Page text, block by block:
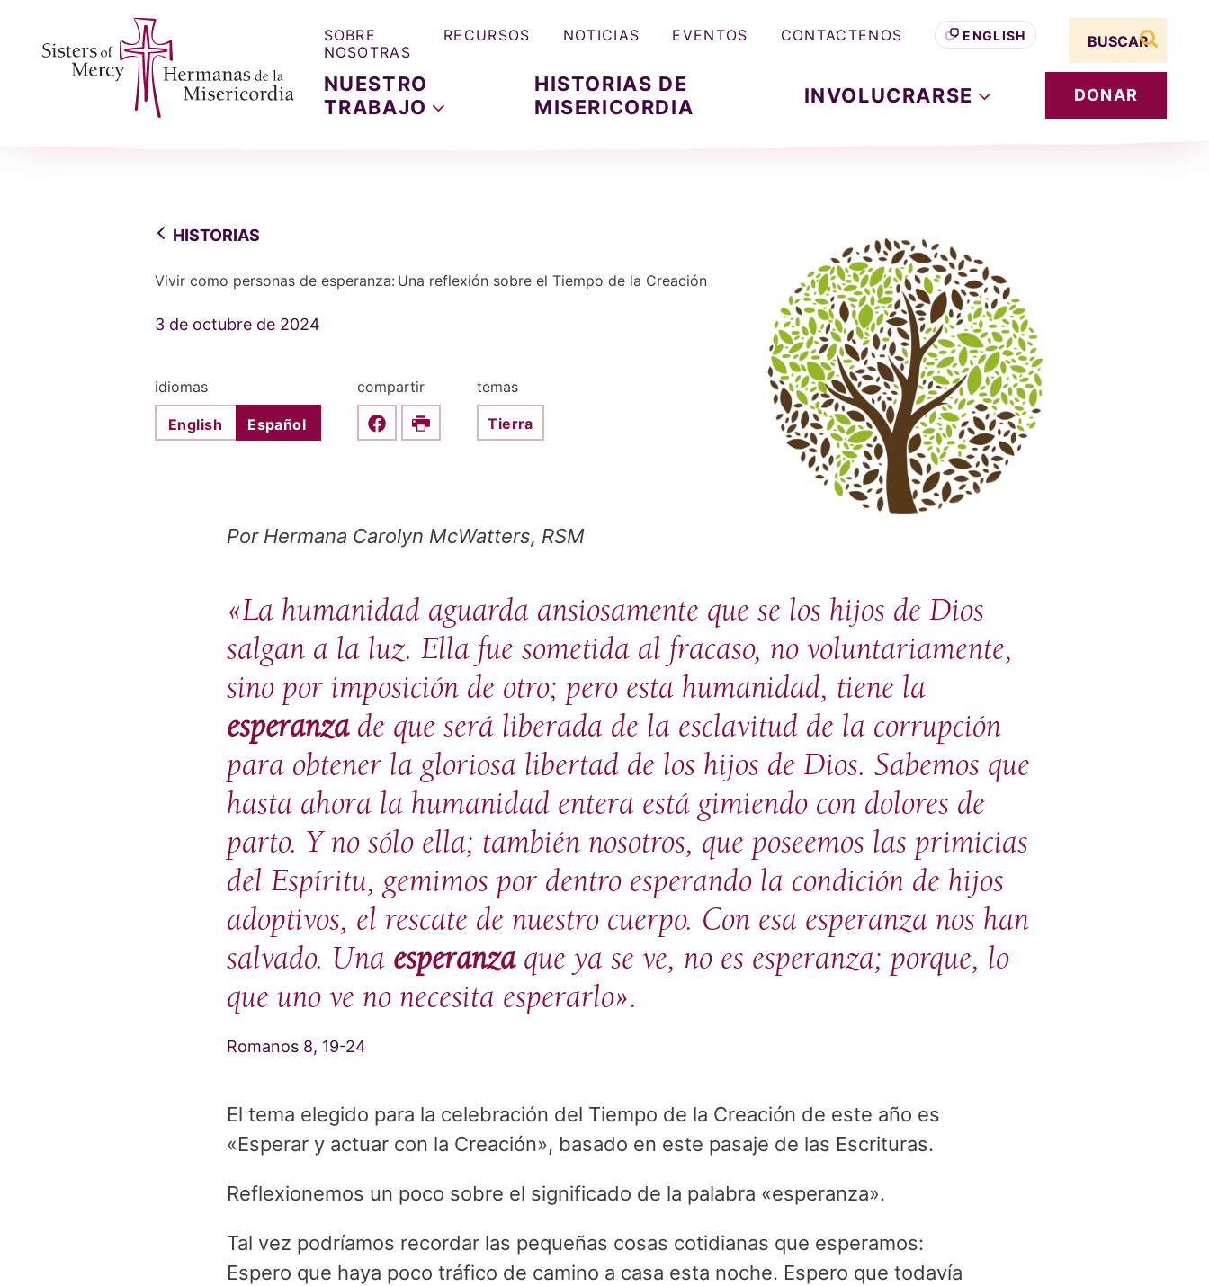
NUESTRO
TRABAJO
HISTORIAS DE
MISERICORDIA
INVOLUCRARSE DONAR
SOBRE
NOSOTRAS
RECURSOS NOTICIAS EVENTOS CONTACTENOS ENGLISH
Search term
buscar
HISTORIAS
Vivir como personas de esperanza: Una reflexión sobre el Tiempo de la Creación
3 de octubre de 2024
idiomas
English Español
compartir
Share this on Facebook
Print
temas
Tierra
Por Hermana Carolyn McWatters, RSM
«La humanidad aguarda ansiosamente que se los hijos de Dios
salgan a la luz. Ella fue sometida al fracaso, no voluntariamente,
sino por imposición de otro; pero esta humanidad, tiene la
esperanzade que será liberada de la esclavitud de la corrupción
para obtener la gloriosa libertad de los hijos de Dios. Sabemos que
hasta ahora la humanidad entera está gimiendo con dolores de
parto. Y no sólo ella; también nosotros, que poseemos las primicias
del Espíritu, gemimos por dentro esperando la condición de hijos
adoptivos, el rescate de nuestro cuerpo. Con esa esperanza nos han
salvado. Una esperanzaque ya se ve, no es esperanza; porque, lo
que uno ve no necesita esperarlo».
Romanos 8, 19-24
El tema elegido para la celebración del Tiempo de la Creación de este año es
«Esperar y actuar con la Creación», basado en este pasaje de las Escrituras.
Reflexionemos un poco sobre el significado de la palabra «esperanza».
Tal vez podríamos recordar las pequeñas cosas cotidianas que esperamos:
Espero que haya poco tráfico de camino a casa esta noche. Espero que todavía